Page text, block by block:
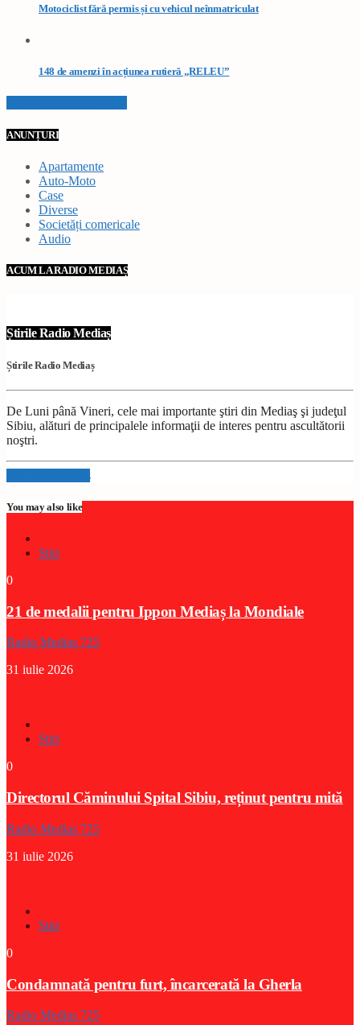
Motociclist fără permis și cu vehicul neînmatriculat
148 de amenzi în acțiunea rutieră „RELEU”
ANUNȚURI
Apartamente
Auto-Moto
Case
Diverse
Societăți comericale
Audio
ACUM LA RADIO MEDIAȘ
Știrile Radio Mediaș
Știrile Radio Mediaș
De Luni până Vineri, cele mai importante ştiri din Mediaş şi judeţul
Sibiu, alături de principalele informaţii de interes pentru ascultătorii
noştri.
Info and episodes
You may also like
Stiri
0
21 de medalii pentru Ippon Mediaș la Mondiale
Radio Medias 725
31 iulie 2026
Stiri
0
Directorul Căminului Spital Sibiu, reținut pentru mită
Radio Medias 725
31 iulie 2026
Stiri
0
Condamnată pentru furt, încarcerată la Gherla
Radio Medias 725